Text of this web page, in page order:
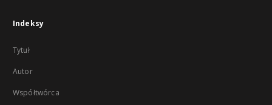
Indeksy
Tytuł
Autor
Współtwórca